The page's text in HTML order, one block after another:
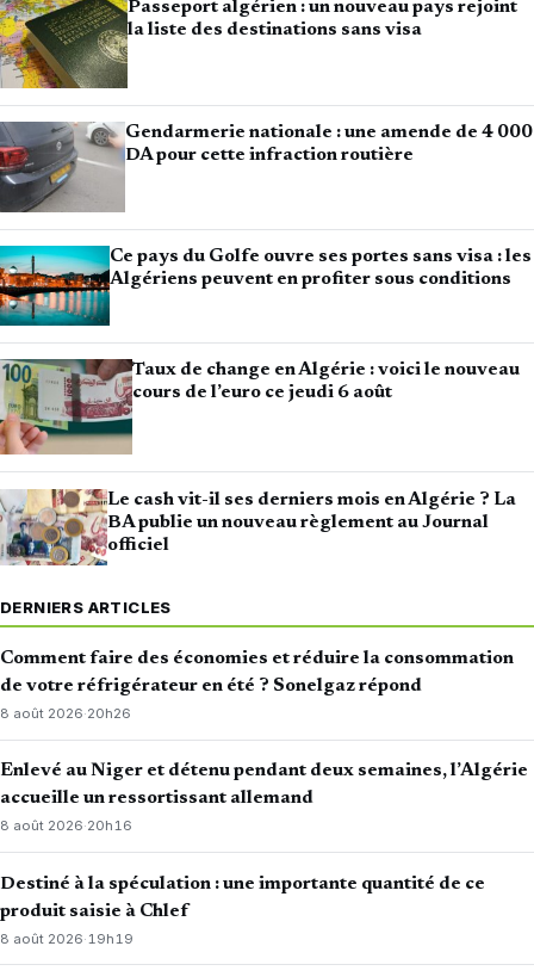
Passeport algérien : un nouveau pays rejoint
la liste des destinations sans visa
Gendarmerie nationale : une amende de 4 000
DA pour cette infraction routière
Ce pays du Golfe ouvre ses portes sans visa : les
Algériens peuvent en profiter sous conditions
Taux de change en Algérie : voici le nouveau
cours de l’euro ce jeudi 6 août
Le cash vit-il ses derniers mois en Algérie ? La
BA publie un nouveau règlement au Journal
officiel
DERNIERS ARTICLES
Comment faire des économies et réduire la consommation
de votre réfrigérateur en été ? Sonelgaz répond
8 août 2026·20h26
Enlevé au Niger et détenu pendant deux semaines, l’Algérie
accueille un ressortissant allemand
8 août 2026·20h16
Destiné à la spéculation : une importante quantité de ce
produit saisie à Chlef
8 août 2026· 19h19